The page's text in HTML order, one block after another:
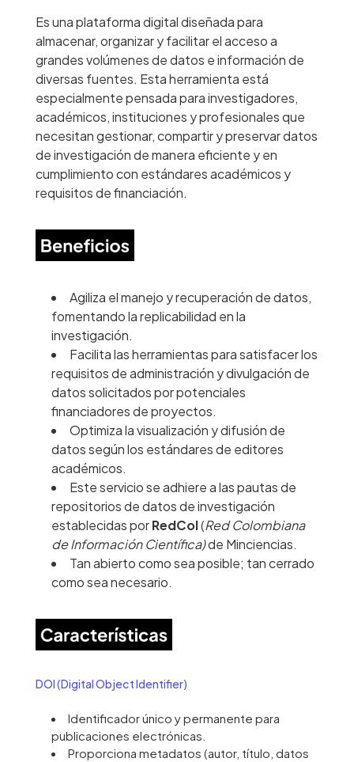
Es una plataforma digital diseñada para
almacenar, organizar y facilitar el acceso a
grandes volúmenes de datos e información de
diversas fuentes. Esta herramienta está
especialmente pensada para investigadores,
académicos, instituciones y profesionales que
necesitan gestionar, compartir y preservar datos
de investigación de manera eficiente y en
cumplimiento con estándares académicos y
requisitos de financiación.
Agiliza el manejo y recuperación de datos,
fomentando la replicabilidad en la
investigación.
Facilita las herramientas para satisfacer los
requisitos de administración y divulgación de
datos solicitados por potenciales
financiadores de proyectos.
Optimiza la visualización y difusión de
datos según los estándares de editores
académicos.
Este servicio se adhiere a las pautas de
repositorios de datos de investigación
establecidas porRedCol(Red Colombiana
de Información Científica)de Minciencias.
Tan abierto como sea posible; tan cerrado
como sea necesario.
DOI (Digital Object Identifier)
Identificador único y permanente para
publicaciones electrónicas.
Proporciona metadatos (autor, título, datos